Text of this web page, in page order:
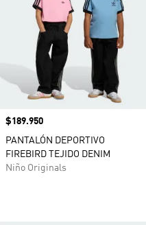
Precio
$189.950
PANTALÓN DEPORTIVO
FIREBIRD TEJIDO DENIM
Niño Originals